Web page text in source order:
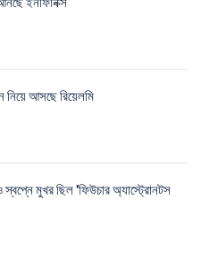
নিয়ে আসছে রিয়েলমি
স্বপ্নে মুখর ছিল 'ফিউচার অ্যাস্ট্রোনটস